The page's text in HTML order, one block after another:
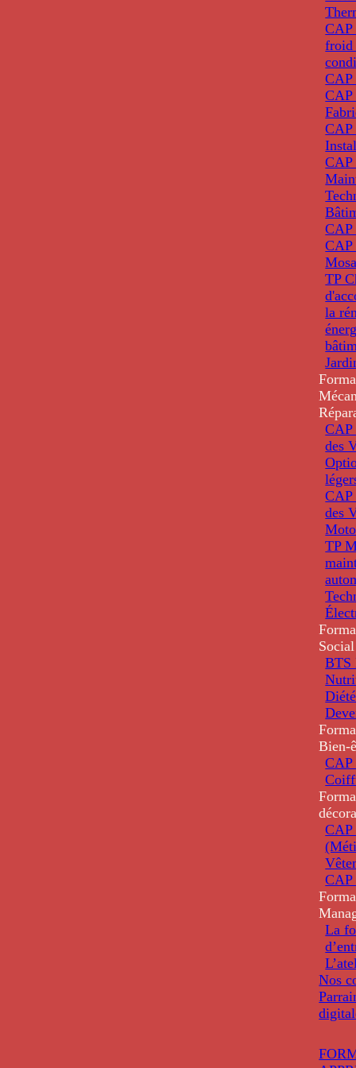
CAP
froid
CAP
CAP
CAP
CAP
CAP
CAP
TP
la
CAP
des
CAP
des
TP
Social
BTS
Bien-
CAP
CAP
CAP
La
Nos